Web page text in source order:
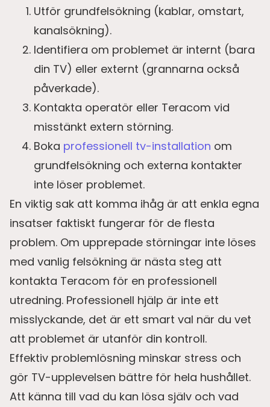
Utför grundfelsökning (kablar, omstart,
kanalsökning).
Identifiera om problemet är internt (bara
din TV) eller externt (grannarna också
påverkade).
Kontakta operatör eller Teracom vid
misstänkt extern störning.
Boka professionell tv-installation om
grundfelsökning och externa kontakter
inte löser problemet.
En viktig sak att komma ihåg är att enkla egna
insatser faktiskt fungerar för de flesta
problem. Om upprepade störningar inte löses
med vanlig felsökning är nästa steg att
kontakta Teracom för en professionell
utredning. Professionell hjälp är inte ett
misslyckande, det är ett smart val när du vet
att problemet är utanför din kontroll.
Effektiv problemlösning minskar stress och
gör TV-upplevelsen bättre för hela hushållet.
Att känna till vad du kan lösa själv och vad